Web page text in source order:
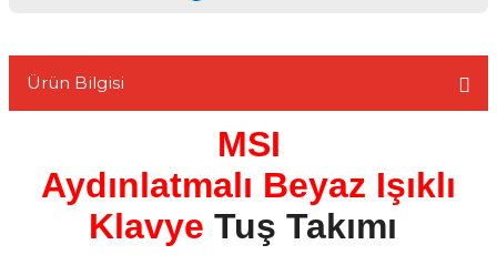
Ürün Bilgisi
MSI
Aydınlatmalı Beyaz Işıklı
Klavye Tuş Takımı